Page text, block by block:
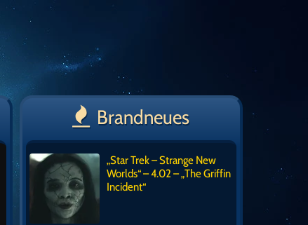
Brandneues
„Star Trek – Strange New
Worlds“ – 4.02 – „The Griffin
Incident“